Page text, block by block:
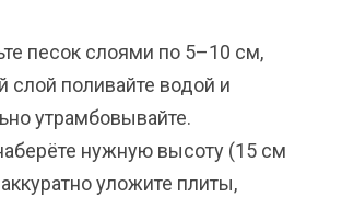
песок слоями по 5–10 см,
слой поливайте водой и
утрамбовывайте.
нужную высоту (15 см
уложите плиты,